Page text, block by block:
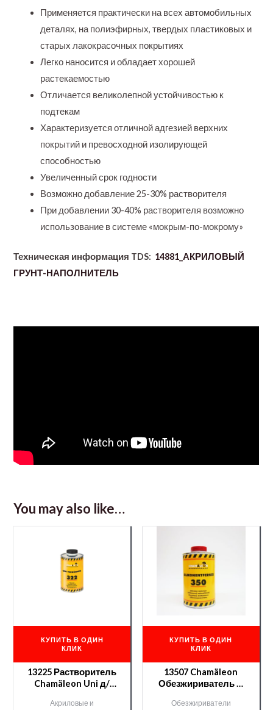
Применяется практически на всех автомобильных
деталях, на полиэфирных, твердых пластиковых и
старых лакокрасочных покрытиях
Легко наносится и обладает хорошей
растекаемостью
Отличается великолепной устойчивостью к
подтекам
Характеризуется отличной адгезией верхних
покрытий и превосходной изолирующей
способностью
Увеличенный срок годности
Возможно добавление 25-30% растворителя
При добавлении 30-40% растворителя возможно
использование в системе «мокрым-по-мокрому»
Техническая информация TDS: 14881_АКРИЛОВЫЙ
ГРУНТ-НАПОЛНИТЕЛЬ
You may also like…
КУПИТЬ В ОДИН
КЛИК
13225 Растворитель
Chamäleon Uni д/
— 1л.
Акриловые и
КУПИТЬ В ОДИН
КЛИК
13507 Chamäleon
Обезжириватель —
Обезжириватели